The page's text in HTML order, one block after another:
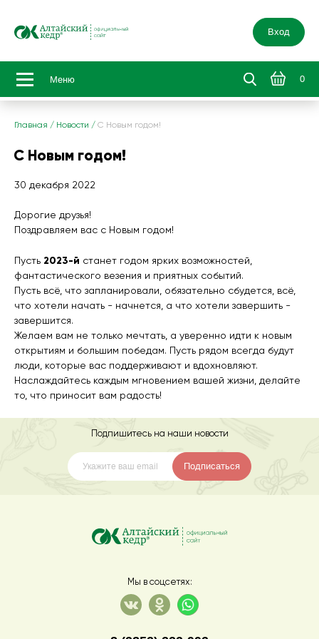
Вход
Меню 0
Главная / Новости / С Новым годом!
С Новым годом!
30 декабря 2022
Дорогие друзья!
Поздравляем вас с Новым годом!
Пусть 2023-й станет годом ярких возможностей,
фантастического везения и приятных событий.
Пусть всё, что запланировали, обязательно сбудется, всё,
что хотели начать - начнется, а что хотели завершить -
завершится.
Желаем вам не только мечтать, а уверенно идти к новым
открытиям и большим победам. Пусть рядом всегда будут
люди, которые вас поддерживают и вдохновляют.
Наслаждайтесь каждым мгновением вашей жизни, делайте
то, что приносит вам радость!
Подпишитесь на наши новости
Подписаться
Мы в соцсетях: